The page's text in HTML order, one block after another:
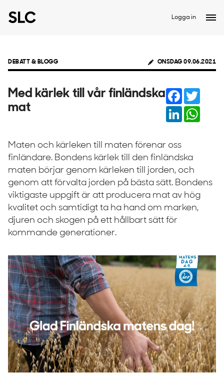
Logga in
DEBATT & BLOGG ONSDAG 09.06.2021
Med kärlek till vår finländska
mat
Facebook
LinkedIn
Maten och kärleken till maten förenar oss
finländare. Bondens kärlek till den finländska
maten börjar genom kärleken till jorden, och
genom att förvalta jorden på bästa sätt. Bondens
viktigaste uppgift är att producera mat av hög
kvalitet och samtidigt ta ha hand om marken,
djuren och skogen på ett hållbart sätt för
kommande generationer.